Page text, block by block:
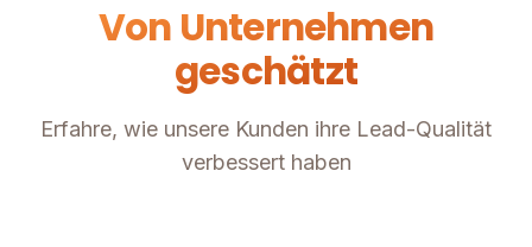
Von Unternehmen
geschätzt
Erfahre, wie unsere Kunden ihre Lead-Qualität
verbessert haben